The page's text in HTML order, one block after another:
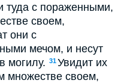
туда с пораженными,
своем,
они с
мечом, и несут
могилу. 31Увидит их
множестве своем,